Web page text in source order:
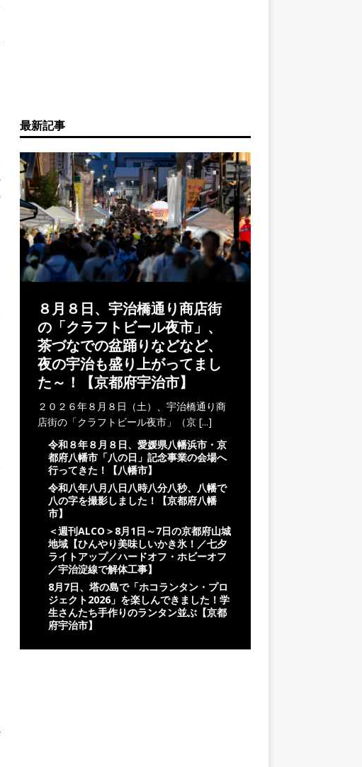
最新記事
８月８日、宇治橋通り商店街
の「クラフトビール夜市」、
茶づなでの盆踊りなどなど、
夜の宇治も盛り上がってまし
た～！【京都府宇治市】
２０２６年８月８日（土）、宇治橋通り商
店街の「クラフトビール夜市」（京 [...]
令和８年８月８日、愛媛県八幡浜市・京
都府八幡市「八の日」記念事業の会場へ
行ってきた！【八幡市】
令和八年八月八日八時八分八秒、八幡で
八の字を撮影しました！【京都府八幡
市】
＜週刊ALCO＞8月1日～7日の京都府山城
地域【ひんやり美味しいかき氷！／七夕
ライトアップ／ハードオフ・ホビーオフ
／宇治淀線で解体工事】
8月7日、塔の島で「ホコランタン・プロ
ジェクト2026」を楽しんできました！学
生さんたち手作りのランタン並ぶ【京都
府宇治市】